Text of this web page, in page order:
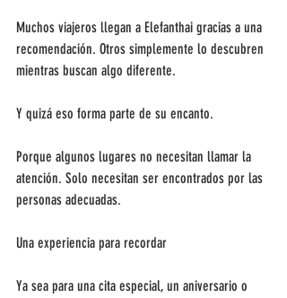
Muchos viajeros llegan a Elefanthai gracias a una
recomendación. Otros simplemente lo descubren
mientras buscan algo diferente.
Y quizá eso forma parte de su encanto.
Porque algunos lugares no necesitan llamar la
atención. Solo necesitan ser encontrados por las
personas adecuadas.
Una experiencia para recordar
Ya sea para una cita especial, un aniversario o